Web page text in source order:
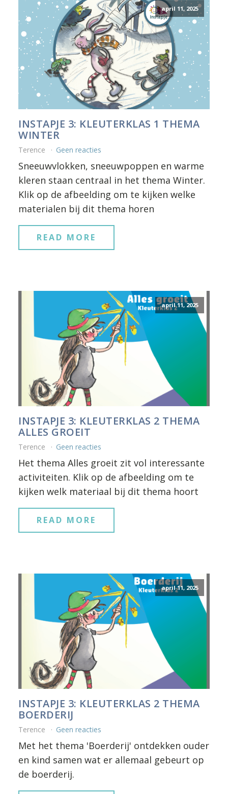
april 11, 2025
INSTAPJE 3: KLEUTERKLAS 1 THEMA
WINTER
Terence Geen reacties
Sneeuwvlokken, sneeuwpoppen en warme
kleren staan centraal in het thema Winter.
Klik op de afbeelding om te kijken welke
materialen bij dit thema horen
READ MORE
april 11, 2025
INSTAPJE 3: KLEUTERKLAS 2 THEMA
ALLES GROEIT
Terence Geen reacties
Het thema Alles groeit zit vol interessante
activiteiten. Klik op de afbeelding om te
kijken welk materiaal bij dit thema hoort
READ MORE
april 11, 2025
INSTAPJE 3: KLEUTERKLAS 2 THEMA
BOERDERIJ
Terence Geen reacties
Met het thema 'Boerderij' ontdekken ouder
en kind samen wat er allemaal gebeurt op
de boerderij.